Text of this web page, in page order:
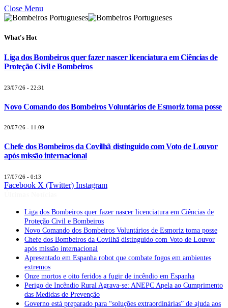
Close Menu
What's Hot
Liga dos Bombeiros quer fazer nascer licenciatura em Ciências de
Proteção Civil e Bombeiros
23/07/26 - 22:31
Novo Comando dos Bombeiros Voluntários de Esmoriz toma posse
20/07/26 - 11:09
Chefe dos Bombeiros da Covilhã distinguido com Voto de Louvor
após missão internacional
17/07/26 - 0:13
Facebook X (Twitter) Instagram
Liga dos Bombeiros quer fazer nascer licenciatura em Ciências de
Proteção Civil e Bombeiros
Novo Comando dos Bombeiros Voluntários de Esmoriz toma posse
Chefe dos Bombeiros da Covilhã distinguido com Voto de Louvor
após missão internacional
Apresentado em Espanha robot que combate fogos em ambientes
extremos
Onze mortos e oito feridos a fugir de incêndio em Espanha
Perigo de Incêndio Rural Agrava-se: ANEPC Apela ao Cumprimento
das Medidas de Prevenção
Governo está preparado para “soluções extraordinárias” de ajuda aos